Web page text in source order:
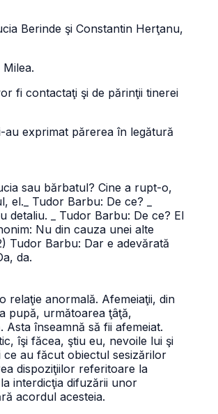
Berinde şi Constantin Herţanu,
fi contactaţi şi de părinţii tinerei
exprimat părerea în legătură
sau bărbatul? Cine a rupt-o,
el. _ Tudor Barbu: De ce?
detaliu.
_ Tudor Barbu: De ce? El
Nu din cauza unei alte
Tudor Barbu: Dar e adevărată
da.
relaţie anormală. Afemeiaţii, din
pupă, următoarea ţâţă,
înseamnă să fii afemeiat.
îşi făcea, ştiu eu, nevoile lui şi
ce au făcut obiectul sesizărilor
dispoziţiilor referitoare la
interdicţia difuzării unor
acordul acesteia.